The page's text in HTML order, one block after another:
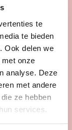
te
te bieden
Ook delen we
onze
analyse. Deze
met andere
ze hebben
services.
de zorg? Wij
komt
ernstig